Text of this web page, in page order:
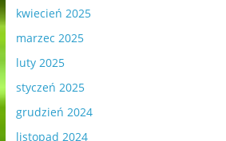
kwiecień 2025
marzec 2025
luty 2025
styczeń 2025
grudzień 2024
listopad 2024